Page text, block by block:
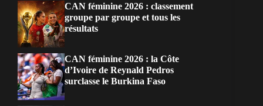
CAN féminine 2026 : classement
groupe par groupe et tous les
résultats
CAN féminine 2026 : la Côte
d’Ivoire de Reynald Pedros
surclasse le Burkina Faso